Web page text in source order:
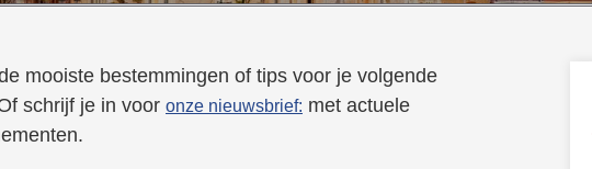
mooiste bestemmingen of tips voor je volgende
schrijf je in voor onze nieuwsbrief: met actuele